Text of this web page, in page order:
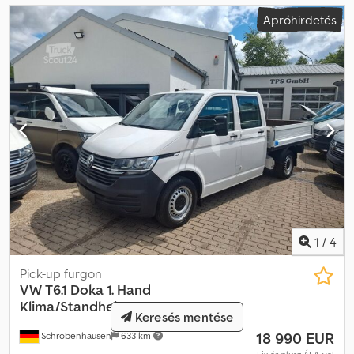
Apróhirdetés
1 / 4
Schrobenhausen 633 km
Pick-up furgon
VWT6.1 Doka 1. Hand
Klima/Standheizung
18 990 EUR
Keresés mentése